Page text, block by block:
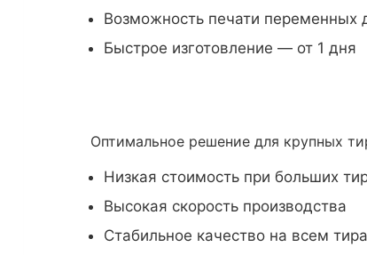
Возможность печати переменных
Быстрое изготовление — от 1 дня
Оптимальное решение для крупных
Низкая стоимость при больших
Высокая скорость производства
Стабильное качество на всем